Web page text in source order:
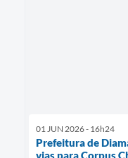
01 JUN 2026 - 16h24
Prefeitura de
vias para Corpus